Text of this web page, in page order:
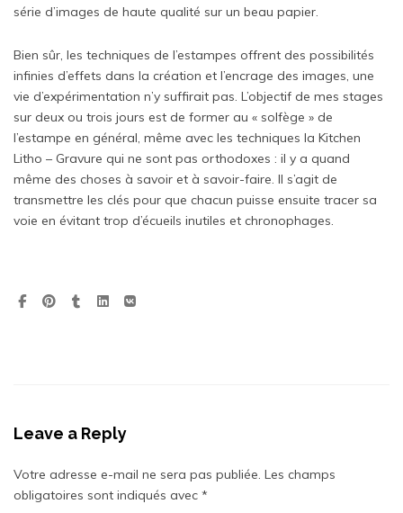
série d’images de haute qualité sur un beau papier.
Bien sûr, les techniques de l’estampes offrent des possibilités
infinies d’effets dans la création et l’encrage des images, une
vie d’expérimentation n’y suffirait pas. L’objectif de mes stages
sur deux ou trois jours est de former au « solfège » de
l’estampe en général, même avec les techniques la Kitchen
Litho – Gravure qui ne sont pas orthodoxes : il y a quand
même des choses à savoir et à savoir-faire. Il s’agit de
transmettre les clés pour que chacun puisse ensuite tracer sa
voie en évitant trop d’écueils inutiles et chronophages.
Leave a Reply
Votre adresse e-mail ne sera pas publiée. Les champs
obligatoires sont indiqués avec *